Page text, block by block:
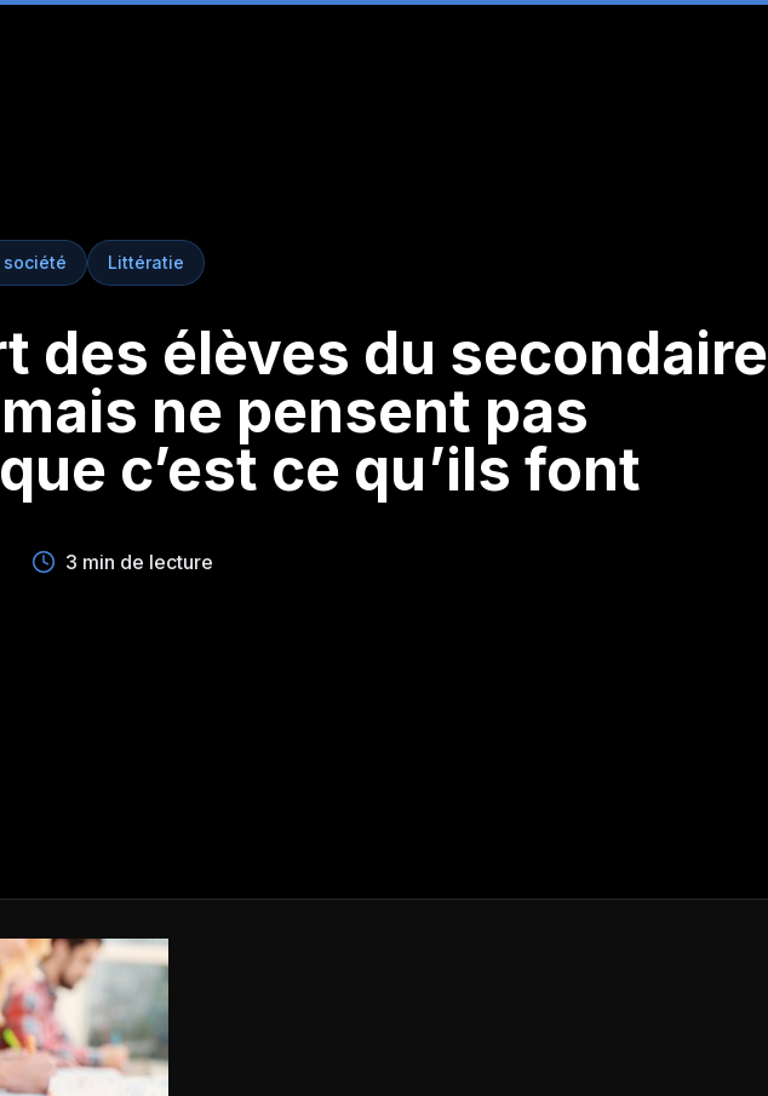
société Littératie
des élèves du secondaire
ne pensent pas
c’est ce qu’ils font
3 min de lecture